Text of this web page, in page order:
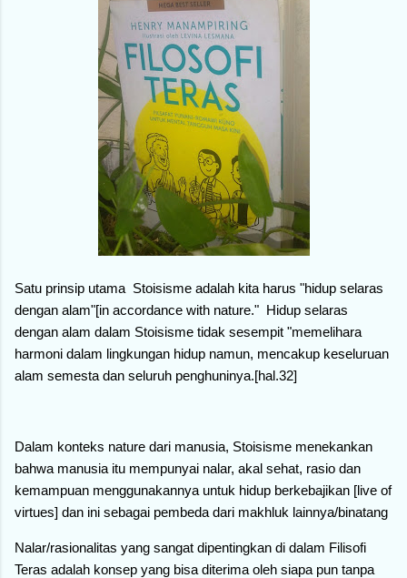
Satu prinsip utama Stoisisme adalah kita harus "hidup selaras
dengan alam"[in accordance with nature." Hidup selaras
dengan alam dalam Stoisisme tidak sesempit "memelihara
harmoni dalam lingkungan hidup namun, mencakup keseluruan
alam semesta dan seluruh penghuninya.[hal.32]
Dalam konteks nature dari manusia, Stoisisme menekankan
bahwa manusia itu mempunyai nalar, akal sehat, rasio dan
kemampuan menggunakannya untuk hidup berkebajikan [live of
virtues] dan ini sebagai pembeda dari makhluk lainnya/binatang
Nalar/rasionalitas yang sangat dipentingkan di dalam Filisofi
Teras adalah konsep yang bisa diterima oleh siapa pun tanpa